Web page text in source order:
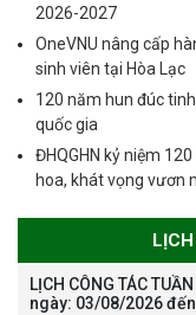
2026-2027
OneVNU nâng cấp
sinh viên tại Hòa Lạc
120 năm hun đúc
quốc gia
ĐHQGHN kỷ niệm
hoa, khát vọng vươn
LỊCH CÔNG TÁC
ngày: 03/08/2026